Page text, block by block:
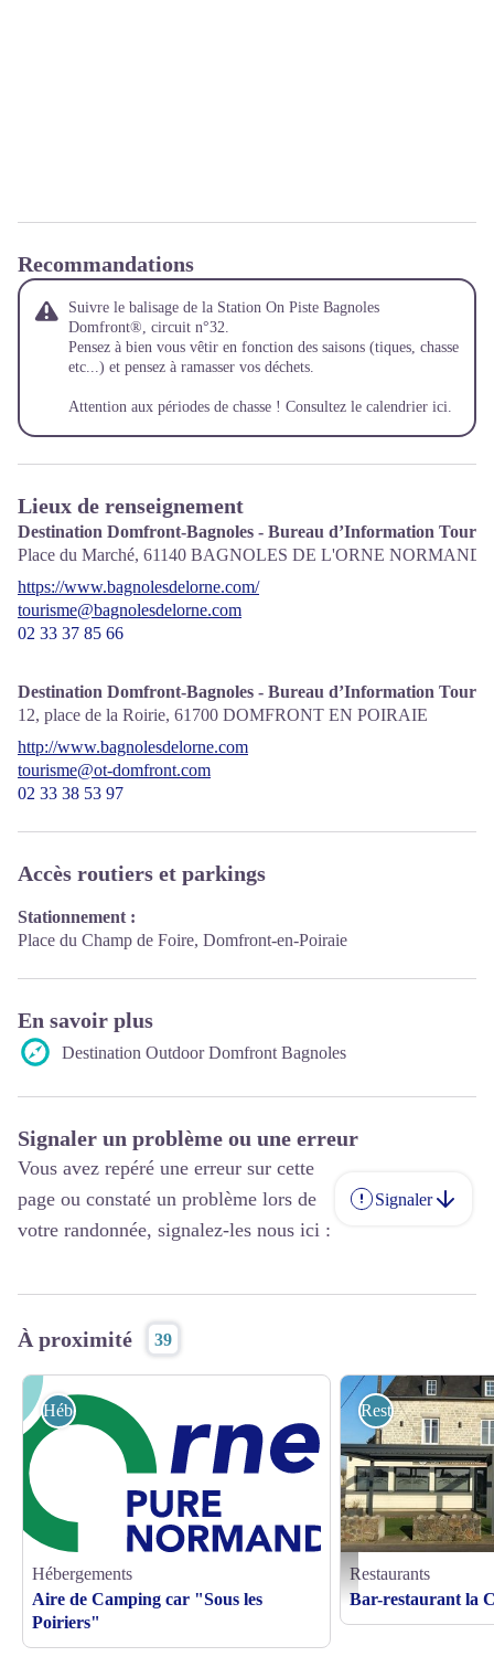
Recommandations
Suivre le balisage de la Station On Piste Bagnoles
Domfront®, circuit n°32.
Pensez à bien vous vêtir en fonction des saisons (tiques, chasse
etc...) et pensez à ramasser vos déchets.
Attention aux périodes de chasse ! Consultez le calendrier ici.
Lieux de renseignement
Destination Domfront-Bagnoles - Bureau d’Information
Place du Marché, 61140 BAGNOLES DE L'ORNE
https://www.bagnolesdelorne.com/
tourisme@bagnolesdelorne.com
02 33 37 85 66
Destination Domfront-Bagnoles - Bureau d’Information
12, place de la Roirie, 61700 DOMFRONT EN POIRAIE
http://www.bagnolesdelorne.com
tourisme@ot-domfront.com
02 33 38 53 97
Accès routiers et parkings
Stationnement :
Place du Champ de Foire, Domfront-en-Poiraie
En savoir plus
Destination Outdoor Domfront Bagnoles
Signaler un problème ou une erreur
Vous avez repéré une erreur sur cette
page ou constaté un problème lors de
votre randonnée, signalez-les nous ici :
Signaler
À proximité 39
Hébergements
Hébergements
Aire de Camping car "Sous les
Poiriers"
La-Croix-des-Landes-
Restaurants
Restaurants
Bar-restaurant la